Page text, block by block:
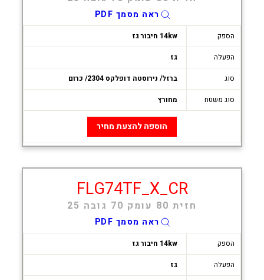
ראה מסמך PDF
הספק
14kw חיבור גז
הפעלה
גז
סוג
ברזל/ נירוסטה דופלקס 2304/ כרום
סוג משטח
מחורץ
הוספה להצעת מחיר
FLG74TF_X_CR
חזית 80 עומק 70 גובה 25
ראה מסמך PDF
הספק
14kw חיבור גז
הפעלה
גז